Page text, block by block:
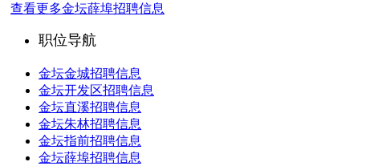
查看更多金坛薛埠招聘信息
职位导航
金坛金城招聘信息
金坛开发区招聘信息
金坛直溪招聘信息
金坛朱林招聘信息
金坛指前招聘信息
金坛薛埠招聘信息